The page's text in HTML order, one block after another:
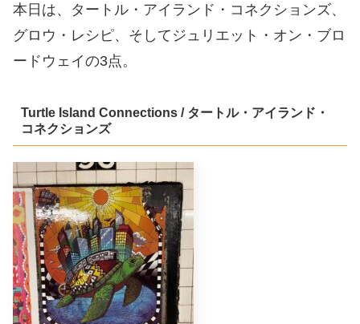
本日は、タートル・アイランド・コネクションズ、
グロウ・レシピ、そしてジュリエット・オン・ブロ
ードウェイの3点。
Turtle Island Connections / タートル・アイランド・
コネクションズ